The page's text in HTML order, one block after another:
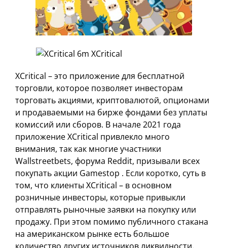
XCritical – это приложение для бесплатной
торговли, которое позволяет инвесторам
торговать акциями, криптовалютой, опционами
и продаваемыми на бирже фондами без уплаты
комиссий или сборов. В начале 2021 года
приложение XCritical привлекло много
внимания, так как многие участники
Wallstreetbets, форума Reddit, призывали всех
покупать акции Gamestop . Если коротко, суть в
том, что клиенты XCritical – в основном
розничные инвесторы, которые привыкли
отправлять рыночные заявки на покупку или
продажу. При этом помимо публичного стакана
на американском рынке есть большое